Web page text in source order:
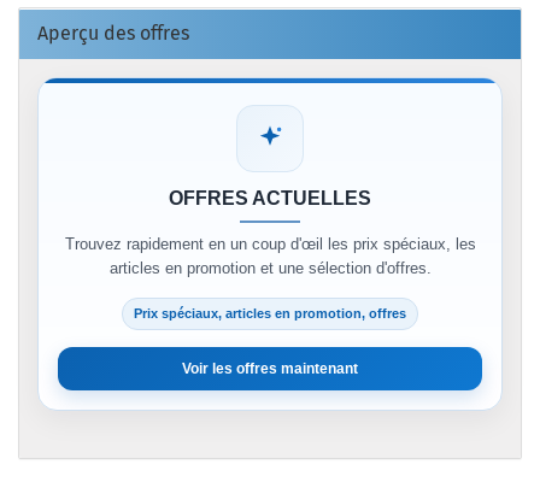
Aperçu des offres
OFFRES ACTUELLES
Trouvez rapidement en un coup d'œil les prix spéciaux, les
articles en promotion et une sélection d'offres.
Prix spéciaux, articles en promotion, offres
Voir les offres maintenant